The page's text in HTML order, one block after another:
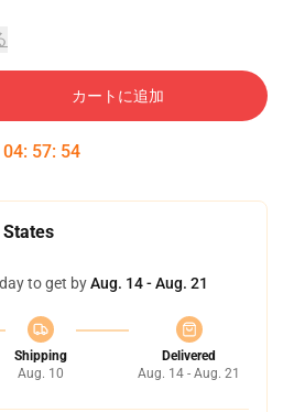
カートに追加
04: 57: 54
to get byAug. 14 - Aug. 21
Shipping
Aug. 10
Delivered
Aug. 14 - Aug. 21